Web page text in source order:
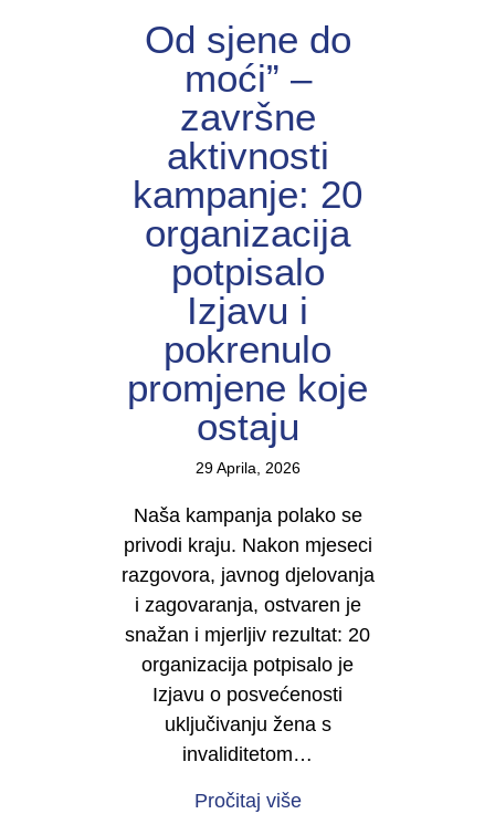
Od sjene do
moći” –
završne
aktivnosti
kampanje: 20
organizacija
potpisalo
Izjavu i
pokrenulo
promjene koje
ostaju
29 Aprila, 2026
Naša kampanja polako se
privodi kraju. Nakon mjeseci
razgovora, javnog djelovanja
i zagovaranja, ostvaren je
snažan i mjerljiv rezultat: 20
organizacija potpisalo je
Izjavu o posvećenosti
uključivanju žena s
invaliditetom…
Pročitaj višeabout Od sjene do